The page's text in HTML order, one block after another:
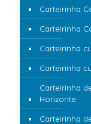
Carteirinha
Carteirinha
Carteirinha
Carteirinha
Carteirinha
Horizonte
Carteirinha